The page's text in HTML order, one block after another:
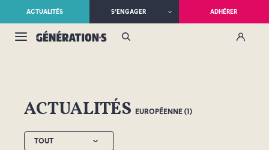
ACTUALITÉS S’ENGAGER ADHÉRER
ACTUALITÉS EUROPÉENNE (1)
TOUT